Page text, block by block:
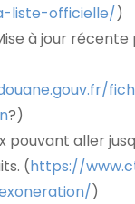
liste-officielle/)
à jour
?)
pouvant aller
(https://
)